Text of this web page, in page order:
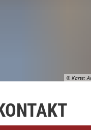
© Karte: